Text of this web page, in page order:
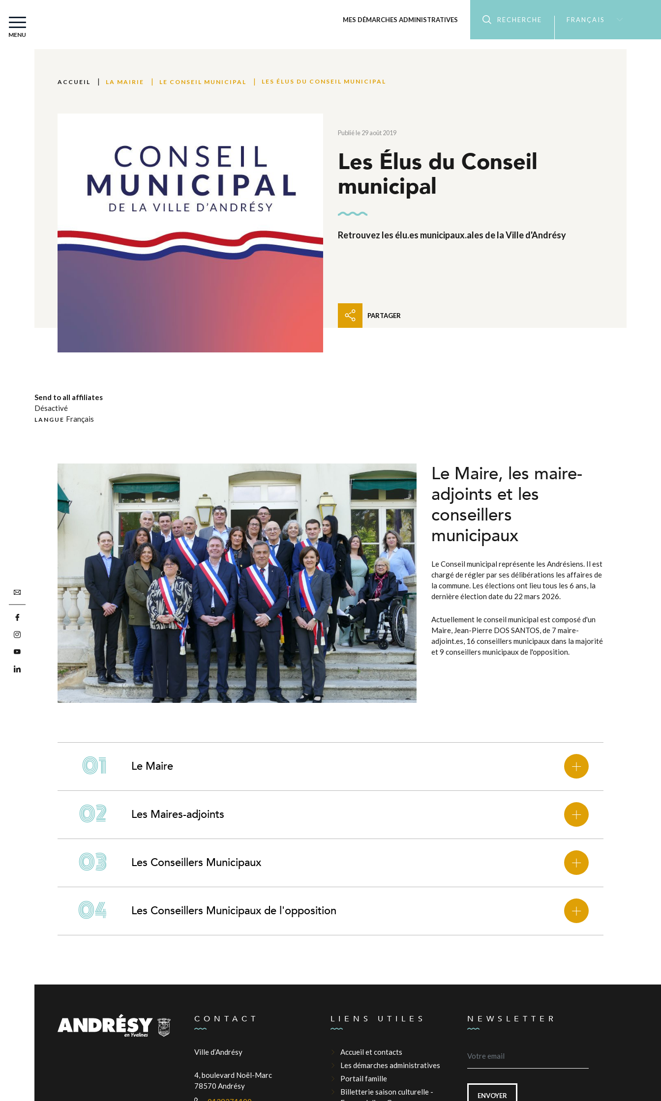
MENU
MES DÉMARCHES ADMINISTRATIVES RECHERCHE FRANÇAIS
ACCUEIL LA MAIRIE LE CONSEIL MUNICIPAL LES ÉLUS DU CONSEIL MUNICIPAL
Publié le 29 août 2019
Les Élus du Conseil
municipal
Retrouvez les élu.es municipaux.ales de la Ville d'Andrésy
PARTAGER
Send to all affiliates
Désactivé
LANGUE Français
Le Maire, les maire-
adjoints et les
conseillers
municipaux
Le Conseil municipal représente les Andrésiens. Il est
chargé de régler par ses délibérations les affaires de
la commune. Les élections ont lieu tous les 6 ans, la
dernière élection date du 22 mars 2026.
Actuellement le conseil municipal est composé d'un
Maire, Jean-Pierre DOS SANTOS, de 7 maire-
adjoint.es, 16 conseillers municipaux dans la majorité
et 9 conseillers municipaux de l'opposition.
Le Maire
Les Maires-adjoints
Les Conseillers Municipaux
Les Conseillers Municipaux de l'opposition
CONTACT
Ville d’Andrésy
4, boulevard Noël-Marc
78570 Andrésy
LIENS UTILES
Accueil et contacts
Les démarches administratives
Portail famille
Billetterie saison culturelle -
NEWSLETTER
ENVOYER